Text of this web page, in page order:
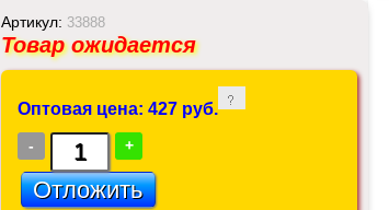
Артикул: 33888
Товар ожидается
Оптовая цена: 427 руб.
- +